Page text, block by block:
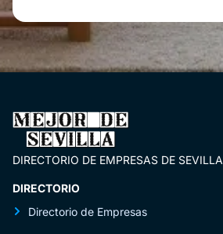
DIRECTORIO DE EMPRESAS DE SEVILLA
DIRECTORIO
Directorio de Empresas